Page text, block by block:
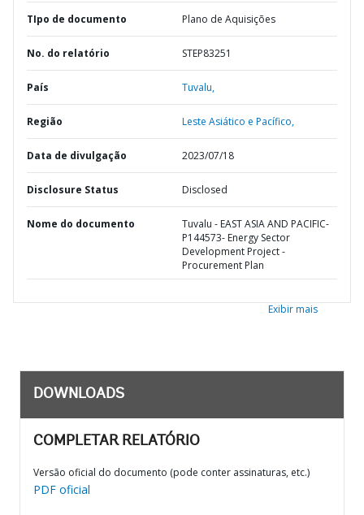
TIpo de documento Plano de Aquisições
No. do relatório STEP83251
País Tuvalu,
Região Leste Asiático e Pacífico,
Data de divulgação 2023/07/18
Disclosure Status Disclosed
Nome do documento
Tuvalu - EAST ASIA AND PACIFIC-
P144573- Energy Sector
Development Project -
Procurement Plan
Exibir mais
DOWNLOADS
COMPLETAR RELATÓRIO
Versão oficial do documento (pode conter assinaturas, etc.)
PDF oficial